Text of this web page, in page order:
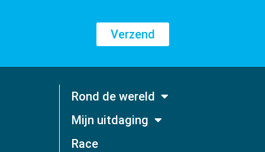
Verzend
Rond de wereld
Mijn uitdaging
Race